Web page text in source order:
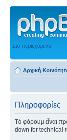
Στο περιεχόμενο
Αρχική
Πληροφορίες
Τὸ φόρουμ εἶναι
down for technical